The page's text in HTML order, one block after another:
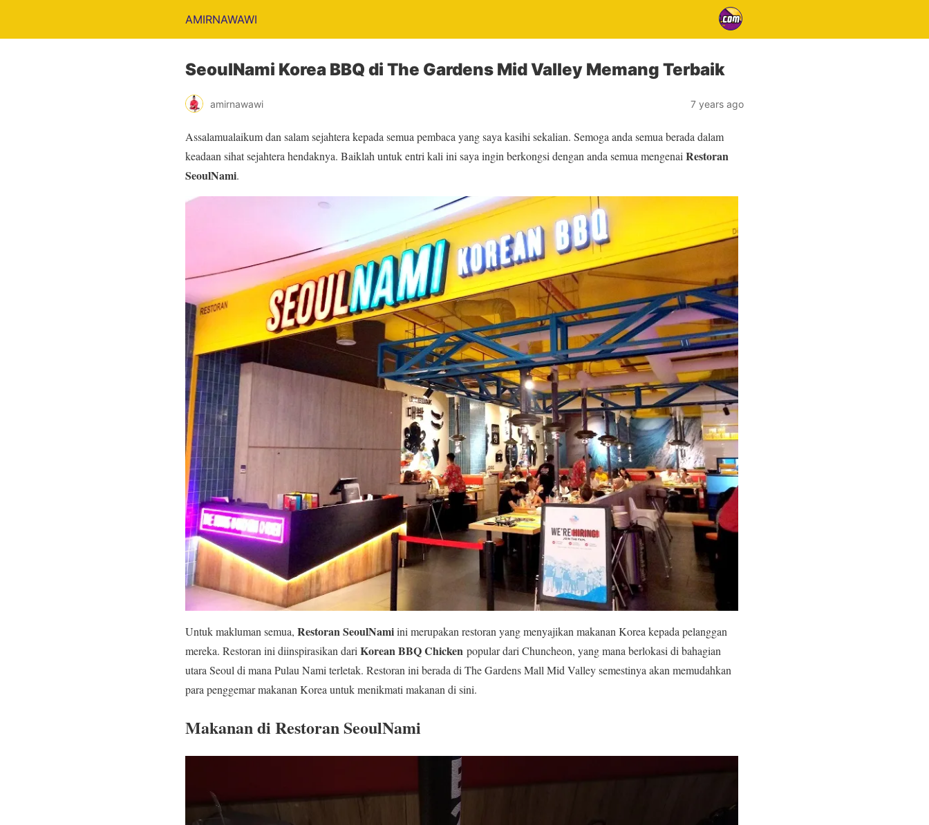
AMIRNAWAWI
SeoulNami Korea BBQ di The Gardens Mid Valley Memang Terbaik
amirnawawi 7 years ago
Assalamualaikum dan salam sejahtera kepada semua pembaca yang saya kasihi sekalian. Semoga anda semua berada dalam
keadaan sihat sejahtera hendaknya. Baiklah untuk entri kali ini saya ingin berkongsi dengan anda semua mengenai Restoran
SeoulNami.
Untuk makluman semua, Restoran SeoulNamiini merupakan restoran yang menyajikan makanan Korea kepada pelanggan
mereka. Restoran ini diinspirasikan dari Korean BBQ Chicken popular dari Chuncheon, yang mana berlokasi di bahagian
utara Seoul di mana Pulau Nami terletak. Restoran ini berada di The Gardens Mall Mid Valley semestinya akan memudahkan
para penggemar makanan Korea untuk menikmati makanan di sini.
Makanan di Restoran SeoulNami